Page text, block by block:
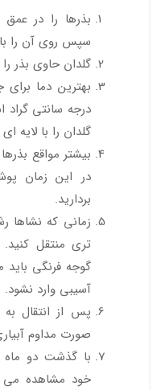
سپس روی آن را با
گلدان حاوی بذر
درجه سانتی
گلدان را با لایه
در این زمان
بردارید.
زمانی که نشاها
تری منتقل
گوجه فرنگی
آسیبی وارد نشود.
پس از انتقال
صورت مداوم
با گذشت دو ماه
خود مشاهده